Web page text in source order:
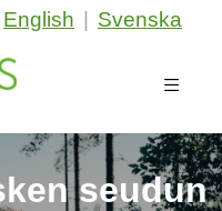
English Svenska
seudun